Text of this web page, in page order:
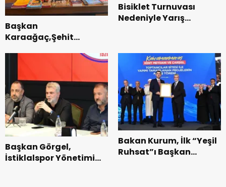
Başkan
Karaağaç,Şehit
Bisiklet Turnuvası
Nedeniyle Yarış
Gidilecek!.
Başkan Görgel,
İstiklalspor Yönetimi
Bakan Kurum, İlk “Yeşil
Ruhsat”ı Başkan